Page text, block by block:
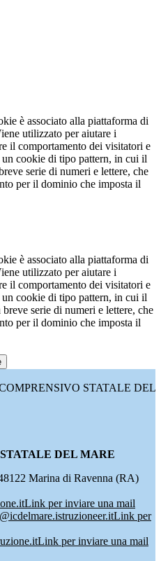
è associato alla piattaforma di
utilizzato per aiutare i
il comportamento dei visitatori e
cookie di tipo pattern, in cui il
serie di numeri e lettere, che
per il dominio che imposta il
è associato alla piattaforma di
utilizzato per aiutare i
il comportamento dei visitatori e
cookie di tipo pattern, in cui il
serie di numeri e lettere, che
per il dominio che imposta il
STATALE DEL
DEL MARE
Marina di Ravenna (RA)
Link per inviare una mail
Link per
Link per inviare una mail